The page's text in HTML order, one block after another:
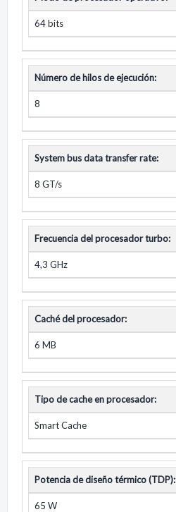
64 bits
Número de hilos de ejecución:
8
System bus data transfer rate:
8 GT/s
Frecuencia del procesador turbo:
4,3 GHz
Caché del procesador:
6 MB
Tipo de cache en procesador:
Smart Cache
Potencia de diseño térmico (TDP):
65 W